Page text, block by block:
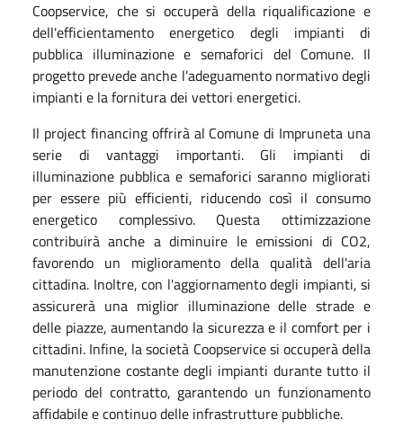
Coopservice, che si occuperà della riqualificazione e
dell'efficientamento energetico degli impianti di
pubblica illuminazione e semaforici del Comune. Il
progetto prevede anche l'adeguamento normativo degli
impianti e la fornitura dei vettori energetici.
Il project financing offrirà al Comune di Impruneta una
serie di vantaggi importanti. Gli impianti di
illuminazione pubblica e semaforici saranno migliorati
per essere più efficienti, riducendo così il consumo
energetico complessivo. Questa ottimizzazione
contribuirà anche a diminuire le emissioni di CO2,
favorendo un miglioramento della qualità dell'aria
cittadina. Inoltre, con l'aggiornamento degli impianti, si
assicurerà una miglior illuminazione delle strade e
delle piazze, aumentando la sicurezza e il comfort per i
cittadini. Infine, la società Coopservice si occuperà della
manutenzione costante degli impianti durante tutto il
periodo del contratto, garantendo un funzionamento
affidabile e continuo delle infrastrutture pubbliche.